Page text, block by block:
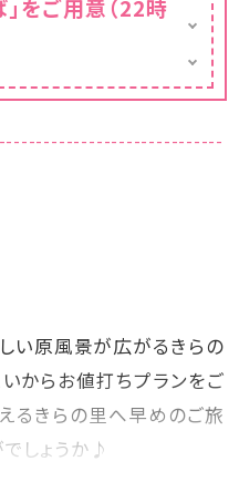
仙」、岩に囲まれプ
「岩座」の3種の貸
をご用意（22時
い原風景が広がるきらの
からお値打ちプランをご
るきらの里へ早めのご旅
しょうか♪